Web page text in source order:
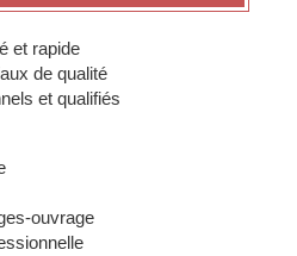
et rapide
de qualité
et qualifiés
ouvrage